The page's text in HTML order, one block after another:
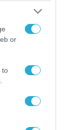
or
to